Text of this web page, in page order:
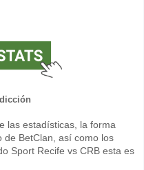
las estadísticas, la forma
de BetClan, así como los
Sport Recife vs CRB esta es